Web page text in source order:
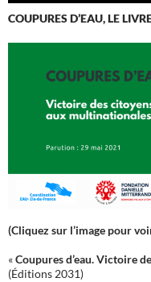
COUPURES D’EAU, LE
(Cliquez sur l’image pour
«Coupures d’eau. Victoire
(Éditions 2031)